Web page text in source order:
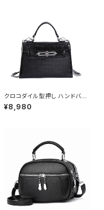
クロコダイル型押し ハンドバッ
グ ショルダーバッグ チェーン付
きバッグ レディース バッグ おし
¥8,980